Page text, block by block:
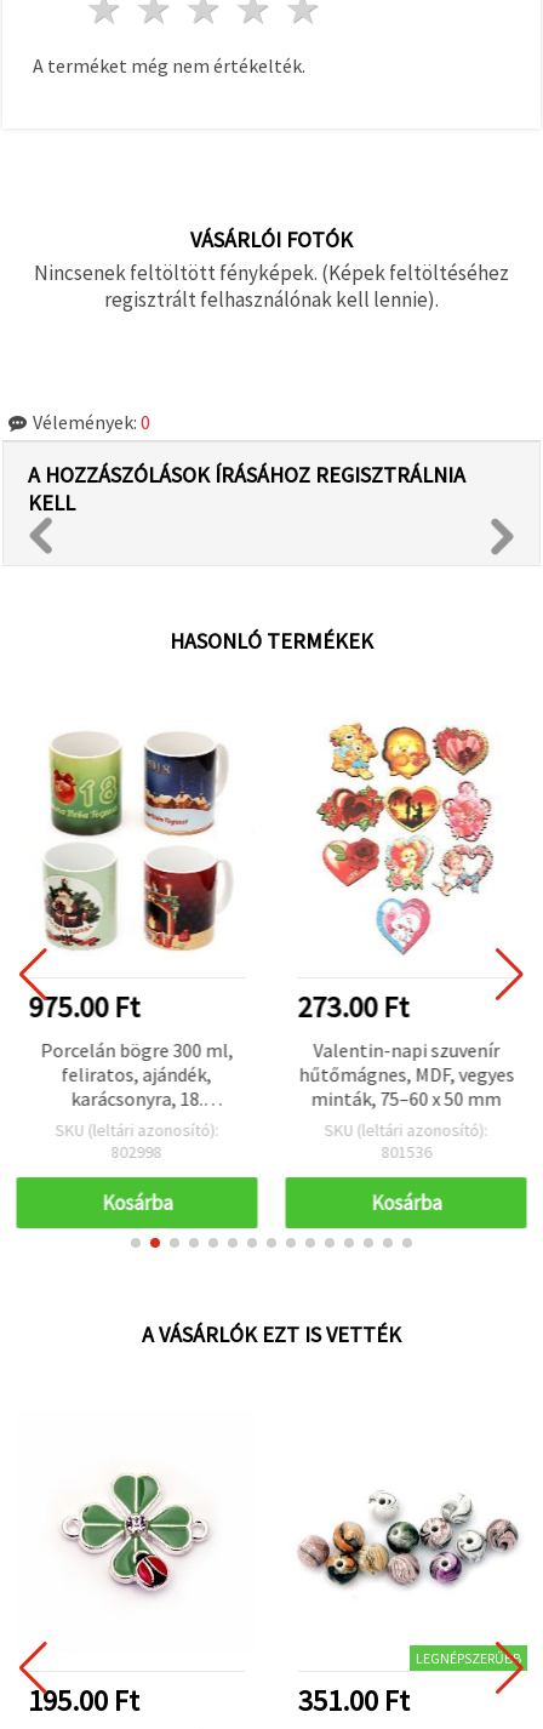
A terméket még nem értékelték.
VÁSÁRLÓI FOTÓK
Nincsenek feltöltött fényképek. (Képek feltöltéséhez
regisztrált felhasználónak kell lennie).
Vélemények: 0
A HOZZÁSZÓLÁSOK ÍRÁSÁHOZ REGISZTRÁLNIA
KELL
HASONLÓ TERMÉKEK
975.00 Ft
Porcelán bögre 300 ml,
feliratos, ajándék,
karácsonyra, 18.
születésnapra
SKU (leltári azonosító):
802998
Kosárba
273.00 Ft
Valentin-napi szuvenír
hűtőmágnes, MDF, vegyes
minták, 75–60 x 50 mm
SKU (leltári azonosító):
801536
Kosárba
A VÁSÁRLÓK EZT IS VETTÉK
195.00 Ft
LEGNÉPSZERŰBB
351.00 Ft